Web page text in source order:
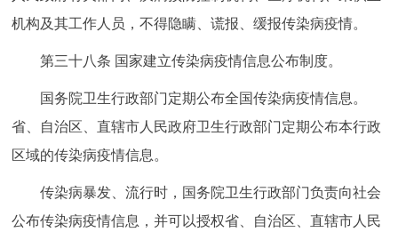
机构及其工作人员，不得隐瞒、谎报、缓报传染病疫情。
第三十八条 国家建立传染病疫情信息公布制度。
国务院卫生行政部门定期公布全国传染病疫情信息。
省、自治区、直辖市人民政府卫生行政部门定期公布本行政
区域的传染病疫情信息。
传染病暴发、流行时，国务院卫生行政部门负责向社会
公布传染病疫情信息，并可以授权省、自治区、直辖市人民